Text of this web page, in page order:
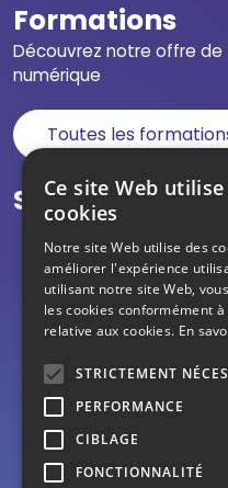
Formations
Découvrez notre offre
numérique
Toutes les
Suivez-nous
Mentions légales
Ce site Web utilise
cookies
Notre site Web utilise des
améliorer l'expérience
utilisant notre site Web,
les cookies conformément
relative aux cookies. En
STRICTEMENT
PERFORMANCE
CIBLAGE
FONCTIONNALITÉ